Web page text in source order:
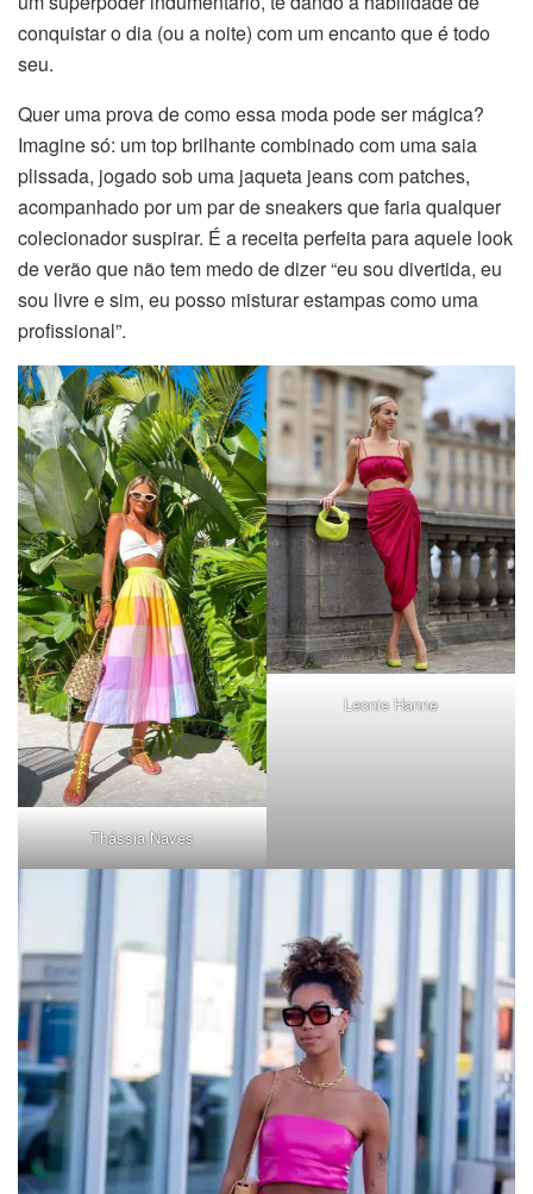
conquistar o dia (ou a noite) com um encanto que é todo
seu.
Quer uma prova de como essa moda pode ser mágica?
Imagine só: um top brilhante combinado com uma saia
plissada, jogado sob uma jaqueta jeans com patches,
acompanhado por um par de sneakers que faria qualquer
colecionador suspirar. É a receita perfeita para aquele look
de verão que não tem medo de dizer “eu sou divertida, eu
sou livre e sim, eu posso misturar estampas como uma
profissional”.
Thássia Naves
Leonie Hanne